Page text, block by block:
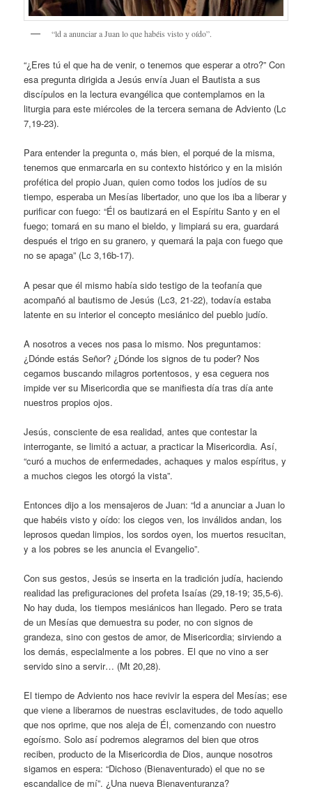
“ld a anunciar a Juan lo que habéis visto y oído”.
“¿Eres tú el que ha de venir, o tenemos que esperar a otro?” Con
esa pregunta dirigida a Jesús envía Juan el Bautista a sus
discípulos en la lectura evangélica que contemplamos en la
liturgia para este miércoles de la tercera semana de Adviento (Lc
7,19-23).
Para entender la pregunta o, más bien, el porqué de la misma,
tenemos que enmarcarla en su contexto histórico y en la misión
profética del propio Juan, quien como todos los judíos de su
tiempo, esperaba un Mesías libertador, uno que los iba a liberar y
purificar con fuego: “Él os bautizará en el Espíritu Santo y en el
fuego; tomará en su mano el bieldo, y limpiará su era, guardará
después el trigo en su granero, y quemará la paja con fuego que
no se apaga” (Lc 3,16b-17).
A pesar que él mismo había sido testigo de la teofanía que
acompañó al bautismo de Jesús (Lc3, 21-22), todavía estaba
latente en su interior el concepto mesiánico del pueblo judío.
A nosotros a veces nos pasa lo mismo. Nos preguntamos:
¿Dónde estás Señor? ¿Dónde los signos de tu poder? Nos
cegamos buscando milagros portentosos, y esa ceguera nos
impide ver su Misericordia que se manifiesta día tras día ante
nuestros propios ojos.
Jesús, consciente de esa realidad, antes que contestar la
interrogante, se limitó a actuar, a practicar la Misericordia. Así,
“curó a muchos de enfermedades, achaques y malos espíritus, y
a muchos ciegos les otorgó la vista”.
Entonces dijo a los mensajeros de Juan: “ld a anunciar a Juan lo
que habéis visto y oído: los ciegos ven, los inválidos andan, los
leprosos quedan limpios, los sordos oyen, los muertos resucitan,
y a los pobres se les anuncia el Evangelio”.
Con sus gestos, Jesús se inserta en la tradición judía, haciendo
realidad las prefiguraciones del profeta Isaías (29,18-19; 35,5-6).
No hay duda, los tiempos mesiánicos han llegado. Pero se trata
de un Mesías que demuestra su poder, no con signos de
grandeza, sino con gestos de amor, de Misericordia; sirviendo a
los demás, especialmente a los pobres. El que no vino a ser
servido sino a servir… (Mt 20,28).
El tiempo de Adviento nos hace revivir la espera del Mesías; ese
que viene a liberarnos de nuestras esclavitudes, de todo aquello
que nos oprime, que nos aleja de Él, comenzando con nuestro
egoísmo. Solo así podremos alegrarnos del bien que otros
reciben, producto de la Misericordia de Dios, aunque nosotros
sigamos en espera: “Dichoso (Bienaventurado) el que no se
escandalice de mí”. ¿Una nueva Bienaventuranza?